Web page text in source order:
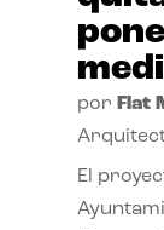
por Flat
El